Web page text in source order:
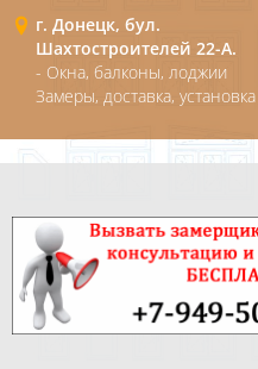
г. Донецк, бул.
Шахтостроителей 22-А.
- Окна, балконы, лоджии
Замеры, доставка, установка